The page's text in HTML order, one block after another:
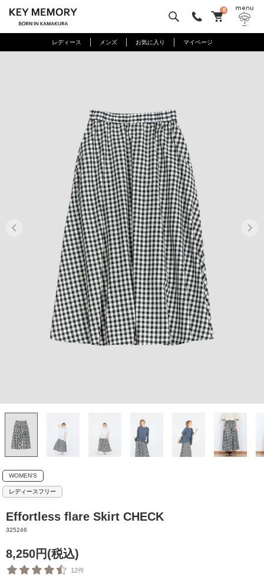
0
レディース メンズ お気に入り マイページ
WOMEN'S
レディースフリー
Effortless flare Skirt CHECK
325246
8,250円(税込)
12件